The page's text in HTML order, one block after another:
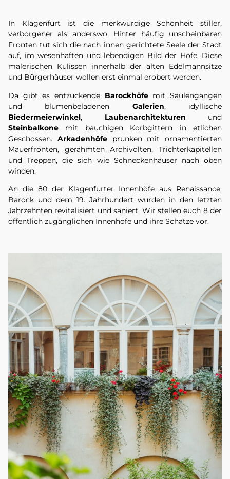
In Klagenfurt ist die merkwürdige Schönheit stiller,
verborgener als anderswo. Hinter häufig unscheinbaren
Fronten tut sich die nach innen gerichtete Seele der Stadt
auf, im wesenhaften und lebendigen Bild der Höfe. Diese
malerischen Kulissen innerhalb der alten Edelmannsitze
und Bürgerhäuser wollen erst einmal erobert werden.
Da gibt es entzückende Barockhöfe mit Säulengängen
und blumenbeladenen Galerien, idyllische
Biedermeierwinkel, Laubenarchitekturen und
Steinbalkone mit bauchigen Korbgittern in etlichen
Geschossen. Arkadenhöfe prunken mit ornamentierten
Mauerfronten, gerahmten Archivolten, Trichterkapitellen
und Treppen, die sich wie Schneckenhäuser nach oben
winden.
An die 80 der Klagenfurter Innenhöfe aus Renaissance,
Barock und dem 19. Jahrhundert wurden in den letzten
Jahrzehnten revitalisiert und saniert. Wir stellen euch 8 der
öffentlich zugänglichen Innenhöfe und ihre Schätze vor.